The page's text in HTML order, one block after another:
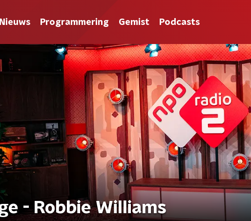
Nieuws Programmering Gemist Podcasts
- Robbie Williams